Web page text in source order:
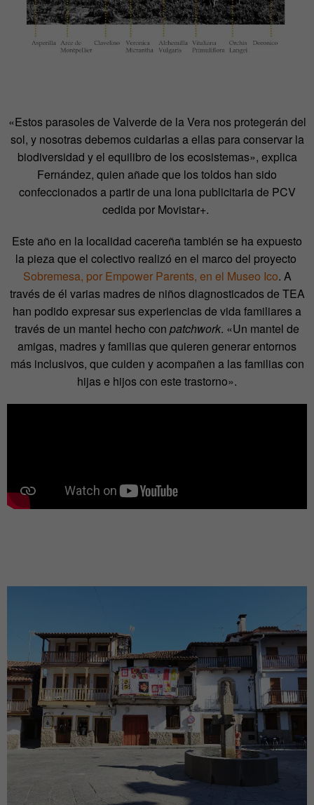
«Estos parasoles de Valverde de la Vera nos protegerán del
sol, y nosotras debemos cuidarlas a ellas para conservar la
biodiversidad y el equilibro de los ecosistemas», explica
Fernández, quien añade que los toldos han sido
confeccionados a partir de una lona publicitaria de PCV
cedida por Movistar+.
Este año en la localidad cacereña también se ha expuesto
la pieza que el colectivo realizó en el marco del proyecto
Sobremesa, por Empower Parents, en el Museo Ico. A
través de él varias madres de niños diagnosticados de TEA
han podido expresar sus experiencias de vida familiares a
través de un mantel hecho con patchwork. «Un mantel de
amigas, madres y familias que quieren generar entornos
más inclusivos, que cuiden y acompañen a las familias con
hijas e hijos con este trastorno».